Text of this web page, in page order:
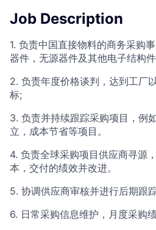
Job Description
1. 负责中国直接物料的商务采购
器件，无源器件及其他电子结构件
2. 负责年度价格谈判，达到工厂
标;
3. 负责并持续跟踪采购项目，例
立，成本节省等项目。
4. 负责全球采购项目供应商寻源
本，交付的绩效并改进。
5. 协调供应商审核并进行后期跟
6. 日常采购信息维护，月度采购